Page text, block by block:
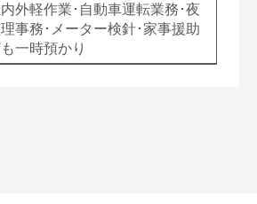
外軽作業･自動車運転業務･夜
事務･メーター検針･家事援助
一時預かり